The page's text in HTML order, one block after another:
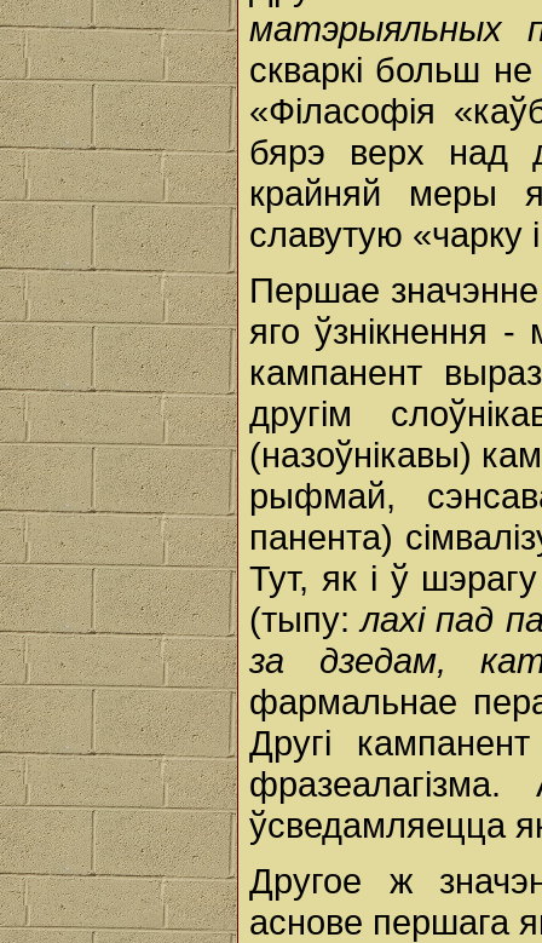
матэрыяльных
скваркі больш
«Філасофія
бярэ верх над
крайняй меры
славутую «чарку
Першае
яго ўзнікнення
кампанент
другім
(назоўнікавы)
рыфмай,
панента)
Тут, як і ў
(тыпу:лахі пад
за дзедам,
фармальнае
Другі
ўсведамляецца
Другое ж
аснове першага